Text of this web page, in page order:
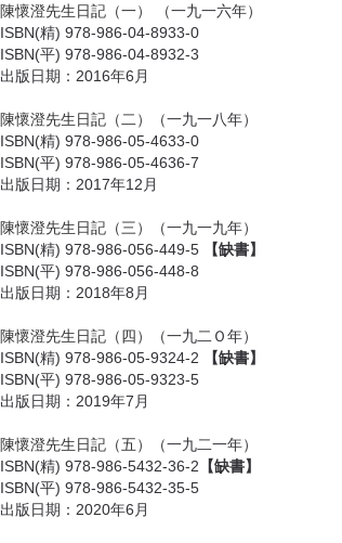
陳懷澄先生日記（一）
（一九一六年）
ISBN(精) 978-986-04-8933-0
ISBN(平) 978-986-04-8932-3
出版日期：2016年6月
陳懷澄先生日記（二）
（一九一八年）
ISBN(精) 978-986-05-4633-0
ISBN(平) 978-986-05-4636-7
出版日期：2017年12月
陳懷澄先生日記（三）
（一九一九年）
ISBN(精) 978-986-056-449-5
【缺書】
ISBN(平) 978-986-056-448-8
出版日期：2018年8月
陳懷澄先生日記（四）
（一九二Ｏ年）
ISBN(精) 978-986-05-9324-2
【缺書】
ISBN(平) 978-986-05-9323-5
出版日期：2019年7月
陳懷澄先生日記（五）
（一九二一年）
ISBN(精) 978-986-5432-36-2 【缺書】
ISBN(平) 978-986-5432-35-5
出版日期：2020年6月